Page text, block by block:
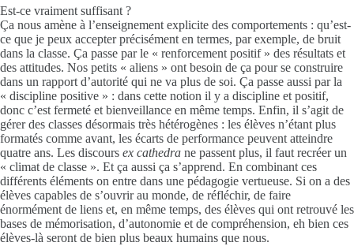
Est-ce vraiment suffisant ?
Ça nous amène à l’enseignement explicite des comportements : qu’est-
ce que je peux accepter précisément en termes, par exemple, de bruit
dans la classe. Ça passe par le « renforcement positif » des résultats et
des attitudes. Nos petits « aliens » ont besoin de ça pour se construire
dans un rapport d’autorité qui ne va plus de soi. Ça passe aussi par la
« discipline positive » : dans cette notion il y a discipline et positif,
donc c’est fermeté et bienveillance en même temps. Enfin, il s’agit de
gérer des classes désormais très hétérogènes : les élèves n’étant plus
formatés comme avant, les écarts de performance peuvent atteindre
quatre ans. Les discours ex cathedra ne passent plus, il faut recréer un
« climat de classe ». Et ça aussi ça s’apprend. En combinant ces
différents éléments on entre dans une pédagogie vertueuse. Si on a des
élèves capables de s’ouvrir au monde, de réfléchir, de faire
énormément de liens et, en même temps, des élèves qui ont retrouvé les
bases de mémorisation, d’autonomie et de compréhension, eh bien ces
élèves-là seront de bien plus beaux humains que nous.